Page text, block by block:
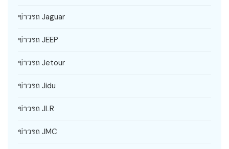
ข่าวรถ Jaguar
ข่าวรถ JEEP
ข่าวรถ Jetour
ข่าวรถ Jidu
ข่าวรถ JLR
ข่าวรถ JMC